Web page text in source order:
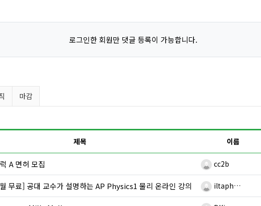
로그인한 회원만 댓글 등록이 가능합니다.
목록
마감
제목 이름
A 면허 모집 등록자cc2b
무료] 공대 교수가 설명하는 AP Physics1 물리 온라인 강의 등록자iltaph…